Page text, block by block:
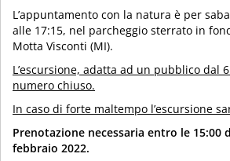
L’appuntamento con la natura è per
alle 17:15, nel parcheggio sterrato in
Motta Visconti (MI).
L’escursione, adatta ad un pubblico dal
numero chiuso.
In caso di forte maltempo l’escursione
Prenotazione necessaria entro le 15:00
febbraio 2022.